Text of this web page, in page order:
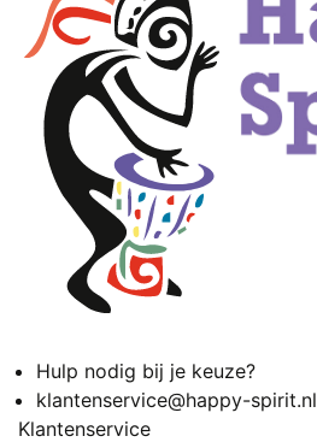
Hulp nodig bij je keuze?
klantenservice@happy-spirit.nl
Klantenservice